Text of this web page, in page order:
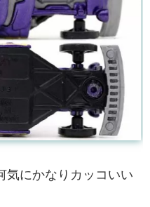
気にかなりカッコいい